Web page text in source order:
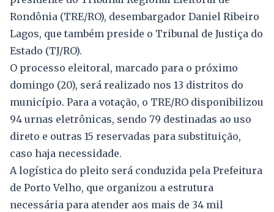
Rondônia (TRE/RO), desembargador Daniel Ribeiro
Lagos, que também preside o Tribunal de Justiça do
Estado (TJ/RO).
O processo eleitoral, marcado para o próximo
domingo (20), será realizado nos 13 distritos do
município. Para a votação, o TRE/RO disponibilizou
94 urnas eletrônicas, sendo 79 destinadas ao uso
direto e outras 15 reservadas para substituição,
caso haja necessidade.
A logística do pleito será conduzida pela Prefeitura
de Porto Velho, que organizou a estrutura
necessária para atender aos mais de 34 mil